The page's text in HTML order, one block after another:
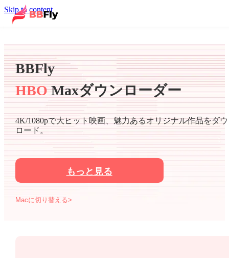
Skip to content
BBFly
HBOMaxダウンローダー
4K/1080pで大ヒット映画、魅力あるオリジナル作品をダ
ロード。
もっと見る
Macに切り替える>